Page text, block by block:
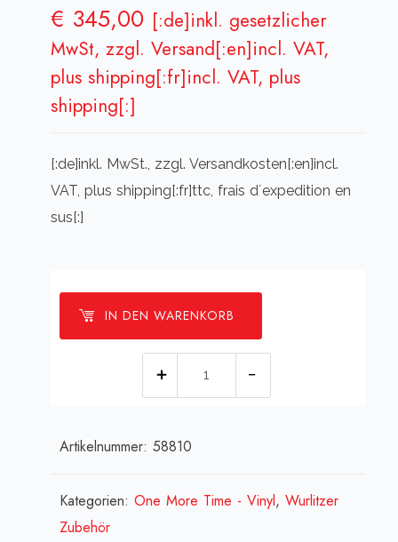
€ 345,00 [:de]inkl. gesetzlicher
MwSt, zzgl. Versand[:en]incl. VAT,
plus shipping[:fr]incl. VAT, plus
shipping[:]
[:de]inkl. MwSt., zzgl. Versandkosten[:en]incl.
VAT, plus shipping[:fr]ttc, frais d´expedition en
sus[:]
IN DEN WARENKORB
für
99/
Artikelnummer:58810
Kategorien:One More Time - Vinyl,Wurlitzer
Zubehör